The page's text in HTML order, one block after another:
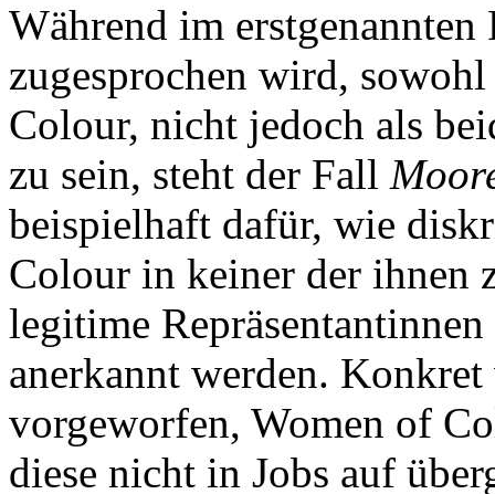
Während im
zugesprochen wird,
Colour, nicht jedoch als
zu sein, steht der Fall
beispielhaft dafür, wie
Colour in keiner der ihnen
legitime
anerkannt werden.
vorgeworfen, Women of
diese nicht in Jobs auf